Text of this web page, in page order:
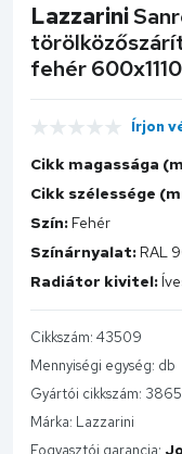
Lazzarini
fehér
Írjon
Cikk magassága
Cikk szélessége
Szín: Fehér
Színárnyalat: RAL
Radiátor kivitel:
Cikkszám: 43509
Mennyiségi egység: db
Gyártói cikkszám:
Márka: Lazzarini
Fogyasztói garancia: